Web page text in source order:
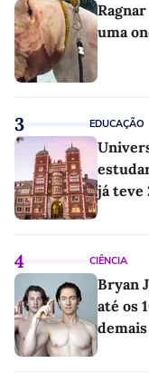
uma
3 EDUCAÇÃO
já teve
4 CIÊNCIA
Bryan
até os